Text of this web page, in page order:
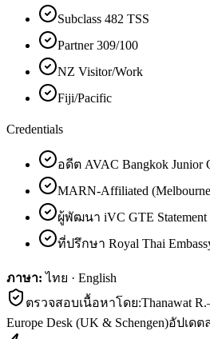
Subclass 482 TSS
Partner 309/100
NZ Visitor/Work
Fiji/Pacific
Credentials
อดีต AVAC Bangkok Junior
MARN-Affiliated
ผู้พัฒนา iVC GTE Statement
ที่ปรึกษา Royal Thai
ภาษา: ไทย · English
ตรวจสอบเนื้อหาโดย:Thanawat R.
Europe Desk (UK & Schengen)อัปเดต